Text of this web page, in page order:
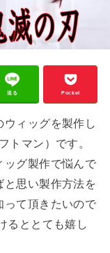
送る Pocket
ィッグを製作し
トマン）です。
ッグ製作で悩んで
と思い製作方法を
って頂きたいので
るととても嬉し